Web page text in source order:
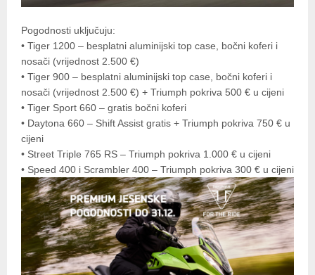
Pogodnosti uključuju:
• Tiger 1200 – besplatni aluminijski top case, bočni koferi i
nosači (vrijednost 2.500 €)
• Tiger 900 – besplatni aluminijski top case, bočni koferi i
nosači (vrijednost 2.500 €) + Triumph pokriva 500 € u cijeni
• Tiger Sport 660 – gratis bočni koferi
• Daytona 660 – Shift Assist gratis + Triumph pokriva 750 € u
cijeni
• Street Triple 765 RS – Triumph pokriva 1.000 € u cijeni
• Speed 400 i Scrambler 400 – Triumph pokriva 300 € u cijeni